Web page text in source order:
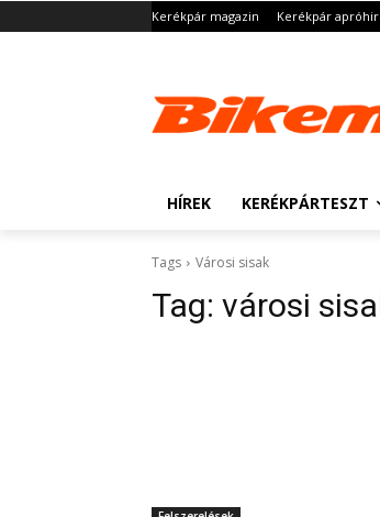
Kerékpár magazin Kerékpár
HÍREK KERÉKPÁRTESZT
Tags Városi sisak
Tag: városi